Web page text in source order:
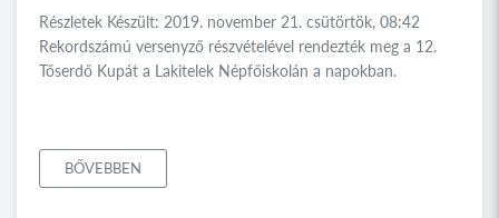
Részletek Készült: 2019. november 21. csütörtök, 08:42
Rekordszámú versenyző részvételével rendezték meg a 12.
Tőserdő Kupát a Lakitelek Népfőiskolán a napokban.
BŐVEBBEN